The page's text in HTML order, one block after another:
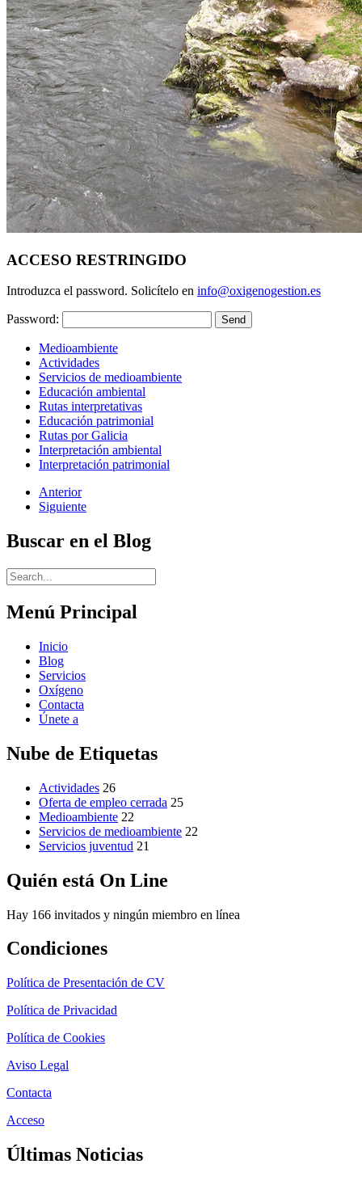
ACCESO RESTRINGIDO
Introduzca el password. Solicítelo en info@oxigenogestion.es
Password:
Medioambiente
Actividades
Servicios de medioambiente
Educación ambiental
Rutas interpretativas
Educación patrimonial
Rutas por Galicia
Interpretación ambiental
Interpretación patrimonial
Anterior
Siguiente
Buscar en el Blog
Menú Principal
Inicio
Blog
Servicios
Oxígeno
Contacta
Únete a
Nube de Etiquetas
Actividades 26
Oferta de empleo cerrada 25
Medioambiente 22
Servicios de medioambiente 22
Servicios juventud 21
Quién está On Line
Hay 166 invitados y ningún miembro en línea
Condiciones
Política de Presentación de CV
Política de Privacidad
Política de Cookies
Aviso Legal
Contacta
Acceso
Últimas Noticias